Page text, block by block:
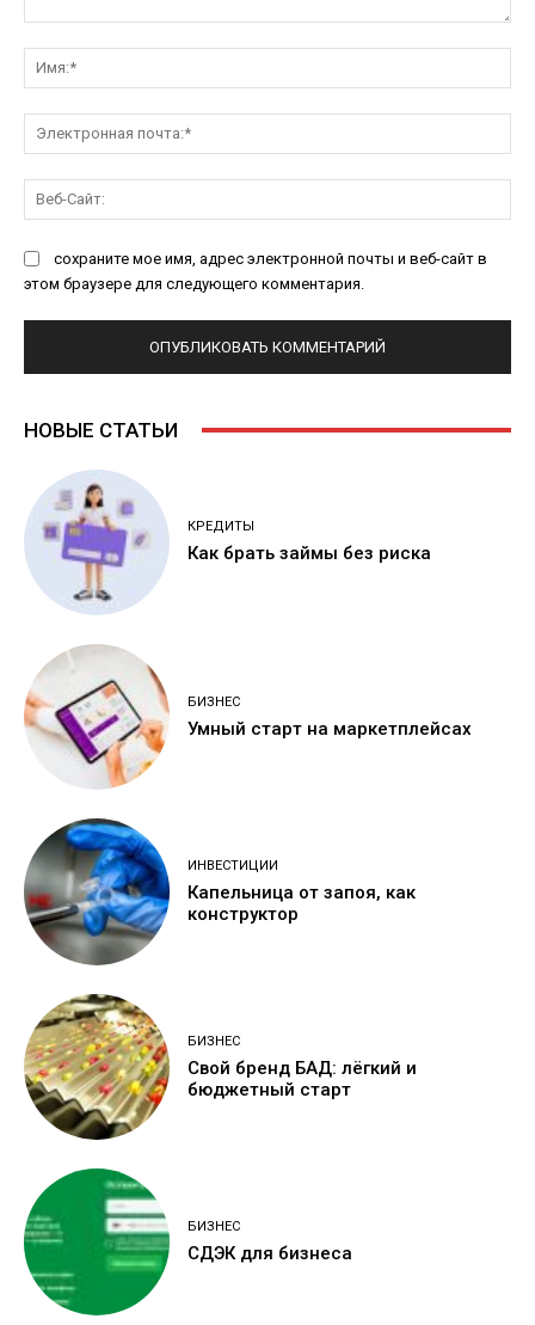
сохраните мое имя, адрес электронной почты и веб-сайт в
этом браузере для следующего комментария.
НОВЫЕ СТАТЬИ
КРЕДИТЫ
Как брать займы без риска
БИЗНЕС
Умный старт на маркетплейсах
ИНВЕСТИЦИИ
Капельница от запоя, как
конструктор
БИЗНЕС
Свой бренд БАД: лёгкий и
бюджетный старт
БИЗНЕС
СДЭК для бизнеса